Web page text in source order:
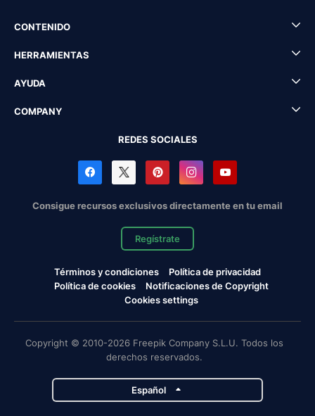
CONTENIDO
HERRAMIENTAS
AYUDA
COMPANY
REDES SOCIALES
Consigue recursos exclusivos directamente en tu email
Regístrate
Términos y condiciones
Política de privacidad
Política de cookies
Notificaciones de Copyright
Cookies settings
Copyright © 2010-2026 Freepik Company S.L.U. Todos los
derechos reservados.
Español